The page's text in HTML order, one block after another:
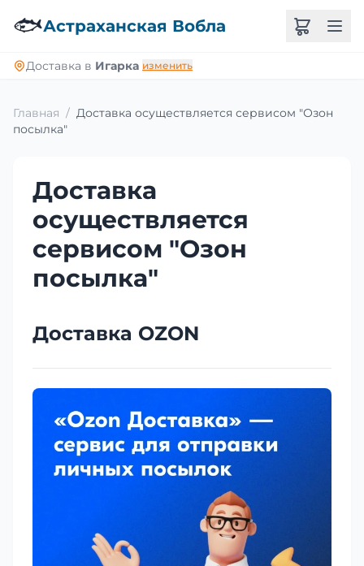
🐟Астраханская Вобла
Доставка в Игарка изменить
Главная / Доставка осуществляется сервисом "Озон
посылка"
Доставка
осуществляется
сервисом "Озон
посылка"
Доставка OZON